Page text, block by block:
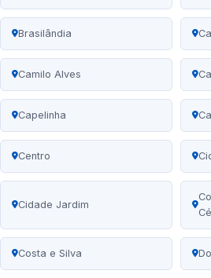
Brasilândia
Camilo Alves
Capelinha
Centro
Cidade Jardim
Costa e Silva